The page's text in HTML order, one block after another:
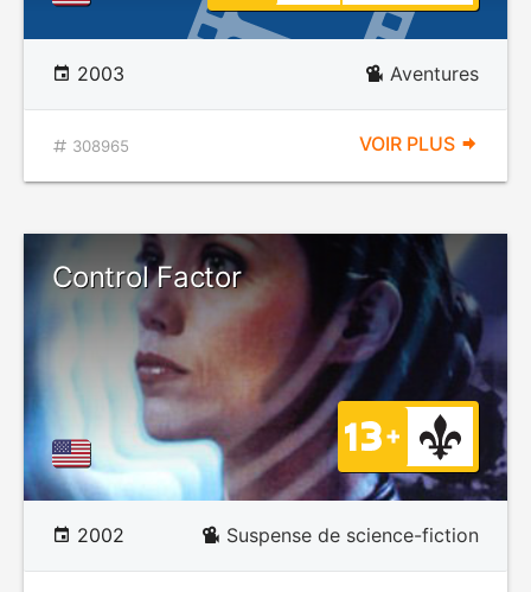
2003 Aventures
308965 VOIR PLUS
Control Factor
2002 Suspense de science-fiction